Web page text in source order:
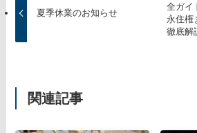
夏季休業のお知らせ
全ガイ
永住権
徹底解
関連記事